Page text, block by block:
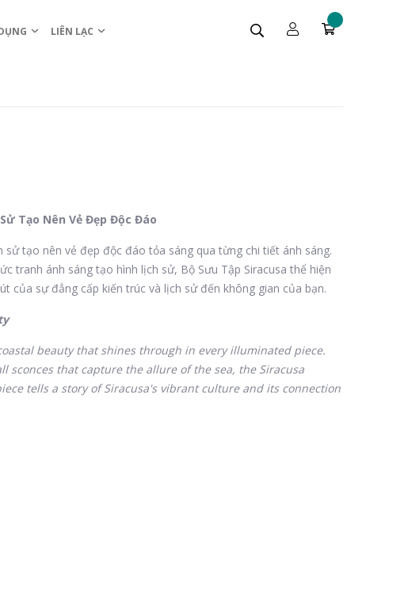
LIÊN LẠC
Tạo Nên Vẻ Đẹp Độc Đáo
tạo nên vẻ đẹp độc đáo tỏa sáng qua từng chi tiết ánh sáng.
tranh ánh sáng tạo hình lịch sử, Bộ Sưu Tập Siracusa thể hiện
của sự đẳng cấp kiến trúc và lịch sử đến không gian của bạn.
beauty that shines through in every illuminated piece.
sconces that capture the allure of the sea, the Siracusa
tells a story of Siracusa's vibrant culture and its connection